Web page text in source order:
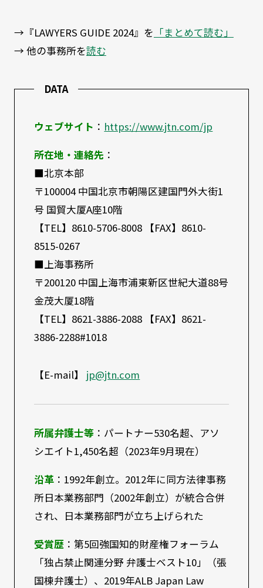
→『LAWYERS GUIDE 2024』を 「まとめて読む」
→ 他の事務所を読む
DATA
ウェブサイト ： https://www.jtn.com/jp
所在地・連絡先 ：
■北京本部
〒100004 中国北京市朝陽区建国門外大街1
号 国貿大厦A座10階
【TEL】8610-5706-8008 【FAX】8610-
8515-0267
■上海事務所
〒200120 中国上海市浦東新区世紀大道88号
金茂大厦18階
【TEL】8621-3886-2088 【FAX】8621-
3886-2288#1018
【E-mail】 jp@jtn.com
所属弁護士等 ：パートナー530名超、アソ
シエイト1,450名超（2023年9月現在）
沿革 ：1992年創立。2012年に同方法律事務
所日本業務部門（2002年創立）が統合合併
され、日本業務部門が立ち上げられた
受賞歴 ：第5回強国知的財産権フォーラム
「独占禁止関連分野 弁護士ベスト10」（張
国棟弁護士）、2019年ALB Japan Law